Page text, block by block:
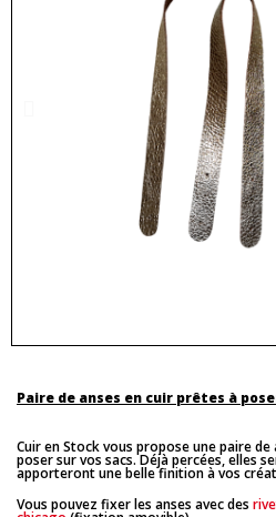
Paire de anses en cuir prêtes à
Cuir en Stock vous propose une paire
poser sur vos sacs. Déjà percées, elles
apporteront une belle finition à vos
Vous pouvez fixer les anses avec des